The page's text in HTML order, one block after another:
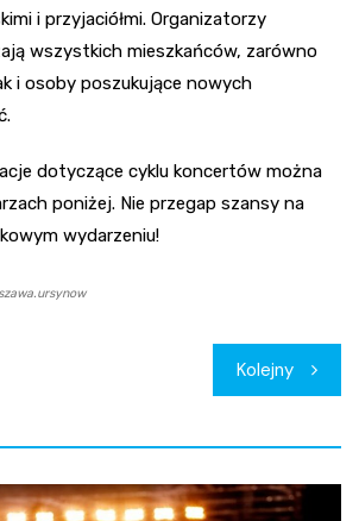
i przyjaciółmi. Organizatorzy
wszystkich mieszkańców, zarówno
i osoby poszukujące nowych
dotyczące cyklu koncertów można
poniżej. Nie przegap szansy na
wydarzeniu!
Kolejny